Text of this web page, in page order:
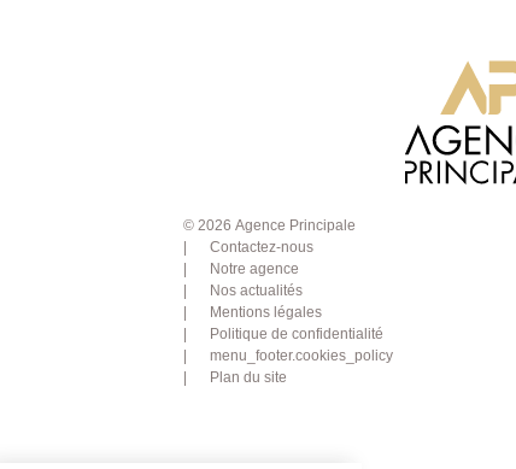
© 2026 Agence Principale
Contactez-nous
Notre agence
Nos actualités
Mentions légales
Politique de confidentialité
menu_footer.cookies_policy
Plan du site